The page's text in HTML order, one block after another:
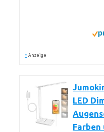
* Anzeige
LED
Farben